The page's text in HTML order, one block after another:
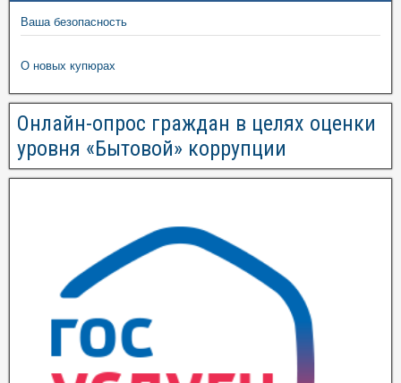
Ваша безопасность
О новых купюрах
Онлайн-опрос граждан в целях оценки
уровня «Бытовой» коррупции